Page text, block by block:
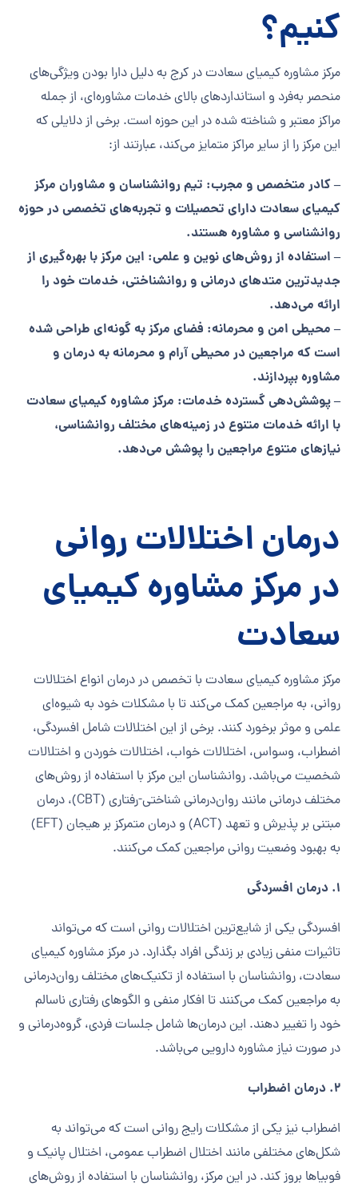
کنیم؟
مرکز مشاوره کیمیای سعادت در کرج به دلیل دارا بودن ویژگی‌های
منحصر به‌فرد و استانداردهای بالای خدمات مشاوره‌ای، از جمله
مراکز معتبر و شناخته شده در این حوزه است. برخی از دلایلی که
این مرکز را از سایر مراکز متمایز می‌کند، عبارتند از:
– کادر متخصص و مجرب: تیم روانشناسان و مشاوران مرکز
کیمیای سعادت دارای تحصیلات و تجربه‌های تخصصی در حوزه
روانشناسی و مشاوره هستند.
– استفاده از روش‌های نوین و علمی: این مرکز با بهره‌گیری از
جدیدترین متدهای درمانی و روانشناختی، خدمات خود را
ارائه می‌دهد.
– محیطی امن و محرمانه: فضای مرکز به گونه‌ای طراحی شده
است که مراجعین در محیطی آرام و محرمانه به درمان و
مشاوره بپردازند.
– پوشش‌دهی گسترده خدمات: مرکز مشاوره کیمیای سعادت
با ارائه خدمات متنوع در زمینه‌های مختلف روانشناسی،
نیازهای متنوع مراجعین را پوشش می‌دهد.
درمان اختلالات روانی
در مرکز مشاوره کیمیای
سعادت
مرکز مشاوره کیمیای سعادت با تخصص در درمان انواع اختلالات
روانی، به مراجعین کمک می‌کند تا با مشکلات خود به شیوه‌ای
علمی و موثر برخورد کنند. برخی از این اختلالات شامل افسردگی،
اضطراب، وسواس، اختلالات خواب، اختلالات خوردن و اختلالات
شخصیت می‌باشد. روانشناسان این مرکز با استفاده از روش‌های
مختلف درمانی مانند روان‌درمانی شناختی-رفتاری (CBT)، درمان
مبتنی بر پذیرش و تعهد (ACT) و درمان متمرکز بر هیجان (EFT)
به بهبود وضعیت روانی مراجعین کمک می‌کنند.
1. درمان افسردگی
افسردگی یکی از شایع‌ترین اختلالات روانی است که می‌تواند
تاثیرات منفی زیادی بر زندگی افراد بگذارد. در مرکز مشاوره کیمیای
سعادت، روانشناسان با استفاده از تکنیک‌های مختلف روان‌درمانی
به مراجعین کمک می‌کنند تا افکار منفی و الگوهای رفتاری ناسالم
خود را تغییر دهند. این درمان‌ها شامل جلسات فردی، گروه‌درمانی و
در صورت نیاز مشاوره دارویی می‌باشد.
2. درمان اضطراب
اضطراب نیز یکی از مشکلات رایج روانی است که می‌تواند به
شکل‌های مختلفی مانند اختلال اضطراب عمومی، اختلال پانیک و
فوبیاها بروز کند. در این مرکز، روانشناسان با استفاده از روش‌های